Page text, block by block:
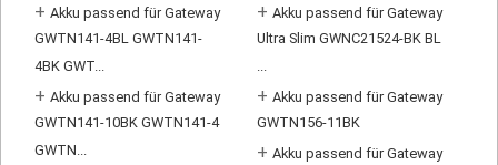
+ Akku passend für Gateway
GWTN141-4BL GWTN141-
4BK GWT...
+ Akku passend für Gateway
Ultra Slim GWNC21524-BK BL
...
+ Akku passend für Gateway
GWTN141-10BK GWTN141-4
GWTN...
+ Akku passend für Gateway
GWTN156-11BK
+ Akku passend für Gateway